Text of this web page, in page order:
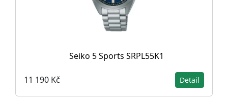
Seiko 5 Sports SRPL55K1
11 190 Kč Detail